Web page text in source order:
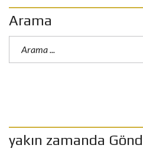
Arama
yakın zamanda